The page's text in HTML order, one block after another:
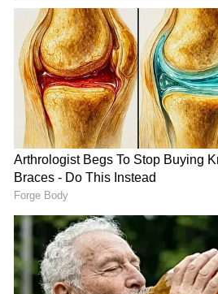
మిగతా కార్లను అక్కడే అడ్డుకున్నారని
Also Read:టోల్ బూత్ ఉద్యోగినిపై
పోలీసులు అక్కడికి వచ్చినప్పటికీ
ఇతర ప్రయాణికులు కూడా ఈ ఘర్షణ
ఇందుకు సంబంధించిన వీడియో